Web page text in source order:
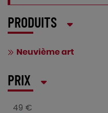
PRODUITS
Neuvième art
PRIX
49 €